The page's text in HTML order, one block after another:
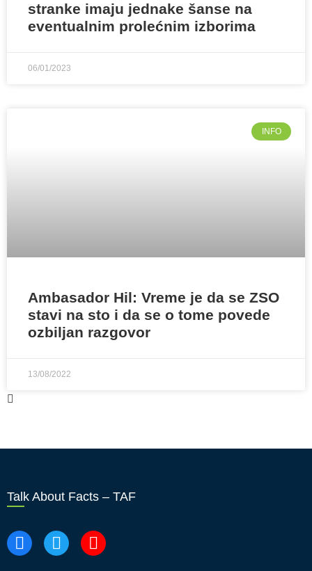
stranke imaju jednake šanse na
eventualnim prolećnim izborima
06/01/2023
INFO
Ambasador Hil: Vreme je da se ZSO
stavi na sto i da se o tome povede
ozbiljan razgovor
13/08/2022
Talk About Facts – TAF